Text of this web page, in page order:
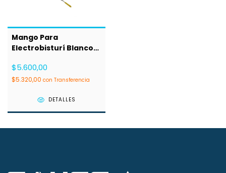
Mango Para
Electrobisturí Blanco
$5.600,00
$5.320,00 con Transferencia
DETALLES